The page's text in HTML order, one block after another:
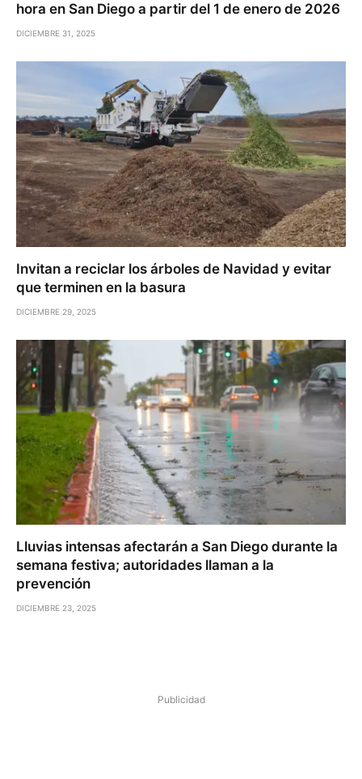
hora en San Diego a partir del 1 de enero de 2026
DICIEMBRE 31, 2025
Invitan a reciclar los árboles de Navidad y evitar
que terminen en la basura
DICIEMBRE 29, 2025
Lluvias intensas afectarán a San Diego durante la
semana festiva; autoridades llaman a la
prevención
DICIEMBRE 23, 2025
Publicidad